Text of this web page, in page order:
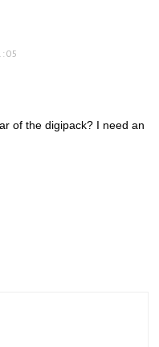
of the digipack? I need an